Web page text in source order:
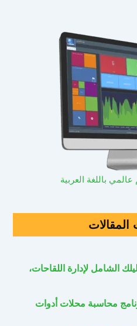
باللغة العربية
المقالات
الشامل لإدارة اللقاحات،
محاسبة محلات أدوات